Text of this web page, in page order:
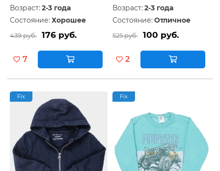
Возраст: 2-3 года
Состояние: Хорошее
439 руб. 176 руб.
7
Возраст: 2-3 года
Состояние: Отличное
525 руб. 100 руб.
2
Fix Fix